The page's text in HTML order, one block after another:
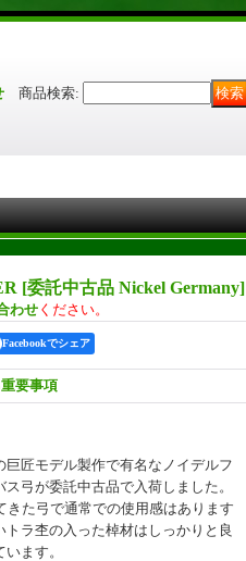
商品検索:
[委託中古品 Nickel Germany]
わせください。
Facebookでシェア
要事項
巨匠モデル製作で有名なノイデルフ
ス弓が委託中古品で入荷しました。
きた弓で通常での使用感はあります
トラ杢の入った棹材はしっかりと良
ます。